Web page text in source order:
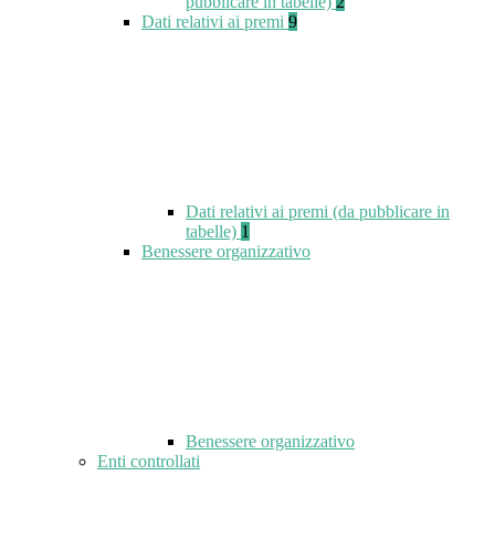
Dati relativi ai premi 9
Dati relativi ai premi (da pubblicare in
tabelle) 1
Benessere organizzativo
Benessere organizzativo
Enti controllati